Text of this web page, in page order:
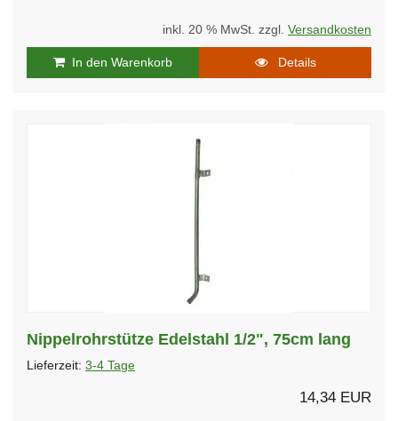
inkl. 20 % MwSt. zzgl. Versandkosten
In den Warenkorb Details
Nippelrohrstütze Edelstahl 1/2", 75cm lang
Lieferzeit: 3-4 Tage
14,34 EUR